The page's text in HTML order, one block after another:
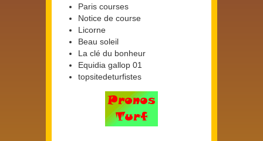
Paris courses
Notice de course
Licorne
Beau soleil
La clé du bonheur
Equidia gallop 01
topsitedeturfistes